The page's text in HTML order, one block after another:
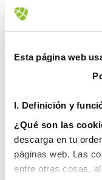
Esta página web
I. Definición y
¿Qué son las
descarga en tu
páginas web. Las
entre otras cosas,
La empresa
sustituir las
rampas El